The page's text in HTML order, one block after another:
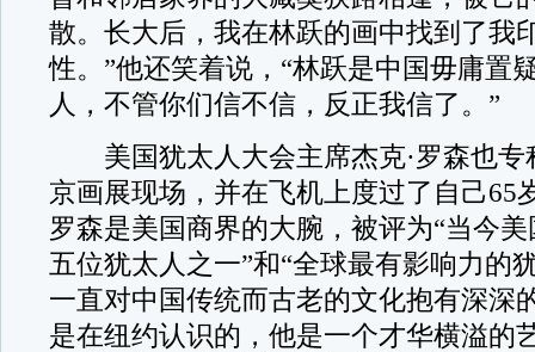
散。长大后，我在林跃的画中找到了我
性。”他还笑着说，“林跃是中国毋庸置
人，不管你们信不信，反正我信了。”
美国犹太人大会主席杰克·罗森也专
京画展现场，并在飞机上度过了自己65
罗森是美国商界的大腕，被评为“当今
五位犹太人之一”和“全球最有影响力的
一直对中国传统而古老的文化抱有深深
是在纽约认识的，他是一个才华横溢的